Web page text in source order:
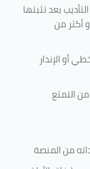
بعد تثبتها
أكثر من
أو الإنذار
التمتع
من المنصة